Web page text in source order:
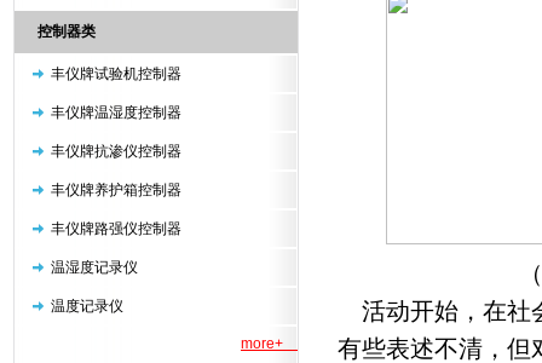
控制器类
丰仪牌试验机控制器
丰仪牌温湿度控制器
丰仪牌抗渗仪控制器
丰仪牌养护箱控制器
丰仪牌路强仪控制器
温湿度记录仪
温度记录仪
more+
（我司为
活动开始，在社
有些表述不清，但